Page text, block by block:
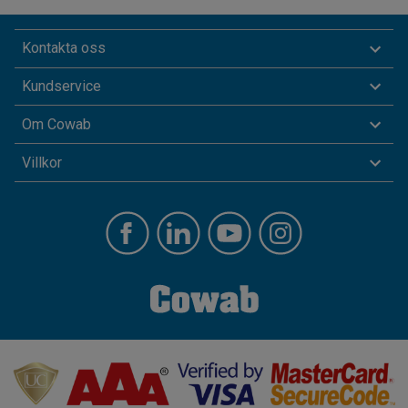
Kontakta oss
Kundservice
Om Cowab
Villkor